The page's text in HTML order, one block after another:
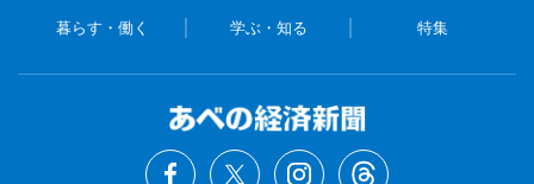
暮らす・働く 学ぶ・知る 特集